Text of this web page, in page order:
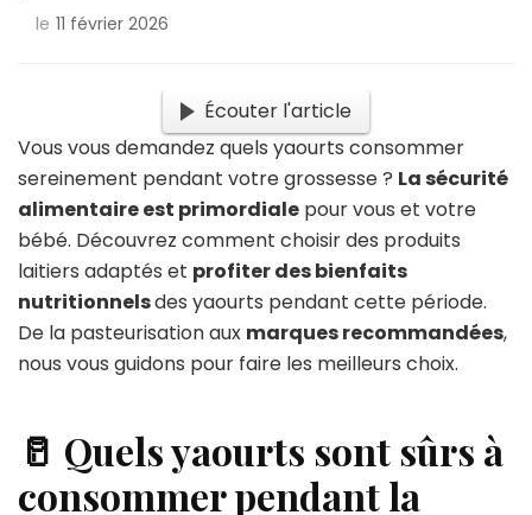
le 11 février 2026
Écouter l'article
Vous vous demandez quels yaourts consommer
sereinement pendant votre grossesse ? La sécurité
alimentaire est primordiale pour vous et votre
bébé. Découvrez comment choisir des produits
laitiers adaptés et profiter des bienfaits
nutritionnelsdes yaourts pendant cette période.
De la pasteurisation aux marques recommandées,
nous vous guidons pour faire les meilleurs choix.
🥛 Quels yaourts sont sûrs à
consommer pendant la